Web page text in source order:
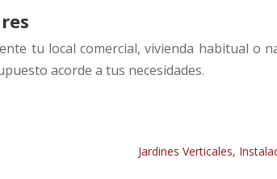
tu local comercial, vivienda habitual o
acorde a tus necesidades.
Jardines Verticales,